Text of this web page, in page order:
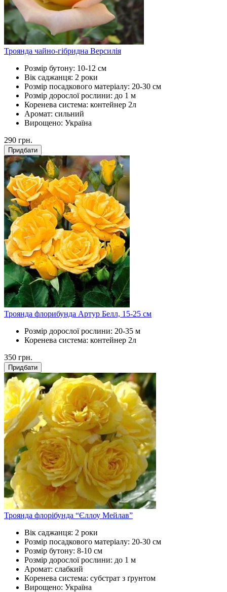
Троянда чайно-гібридна Версилія
Розмір бутону: 10-12 см
Вік саджанця: 2 роки
Розмір посадкового матеріалу: 20-30 см
Розмір дорослої рослини: до 1 м
Коренева система: контейнер 2л
Аромат: сильний
Вирощено: Україна
290 грн.
Придбати
Троянда флорибунда Артур Белл, 15-25 см
Розмір дорослої рослини: 20-35 м
Коренева система: контейнер 2л
350 грн.
Придбати
Троянда флорібунда “Єллоу Мейлав”
Вік саджанця: 2 роки
Розмір посадкового матеріалу: 20-30 см
Розмір бутону: 8-10 см
Розмір дорослої рослини: до 1 м
Аромат: слабкий
Коренева система: субстрат з ґрунтом
Вирощено: Україна